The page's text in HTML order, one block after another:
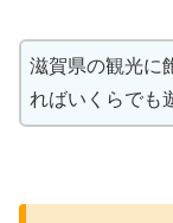
滋賀県の観光に
ればいくらでも